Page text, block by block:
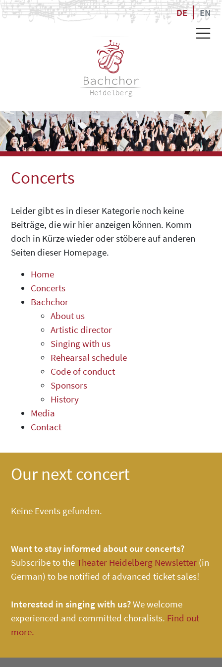
DE EN
Concerts
Leider gibt es in dieser Kategorie noch keine
Beiträge, die wir hier anzeigen können. Komm
doch in Kürze wieder oder stöbere auf anderen
Seiten dieser Homepage.
Home
Concerts
Bachchor
About us
Artistic director
Singing with us
Rehearsal schedule
Code of conduct
Sponsors
History
Media
Contact
Our next concert
Keine Events gefunden.
Want to stay informed about our concerts?
Subscribe to theTheater Heidelberg Newsletter (in
German) to be notified of advanced ticket sales!
Interested in singing with us?We welcome
experienced and committed choralists. Find out
more.